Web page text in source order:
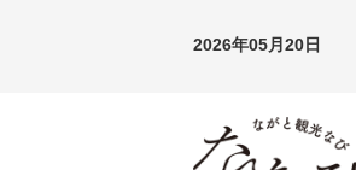
2026年05月20日